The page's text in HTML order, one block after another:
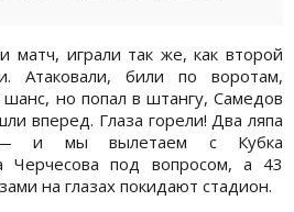
матч, играли так же, как второй
Атаковали, били по воротам,
но попал в штангу, Самедов
вперед. Глаза горели! Два ляпа
— и мы вылетаем с Кубка
Черчесова под вопросом, а 43
на глазах покидают стадион.